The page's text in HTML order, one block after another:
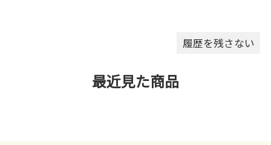
履歴を残さない
最近見た商品